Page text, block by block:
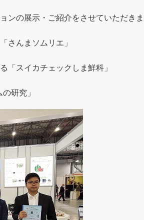
ンの展示・ご紹介をさせていただき
さんまソムリエ」
「スイカチェックしま鮮科」
研究」